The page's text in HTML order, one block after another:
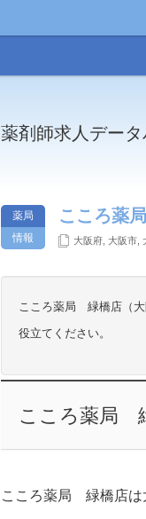
薬剤師求人データ
薬局
情報
こころ薬
大阪府 大阪市
こころ薬局 緑橋店（大
役立てください。
こころ薬局
こころ薬局 緑橋店は